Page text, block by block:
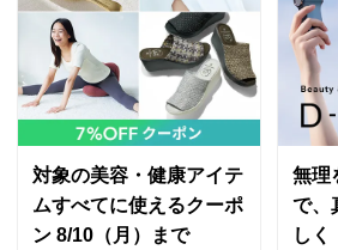
2025/05/24
カ－キ ＬＬ
東京都 60代以上女性
普段のサイズ : LL 購入したサイ
他メーカーの同じようなデザイン
対象の美容・健康アイテ
ムすべてに使えるクーポ
ン 8/10（月）まで
無理
で、
しく